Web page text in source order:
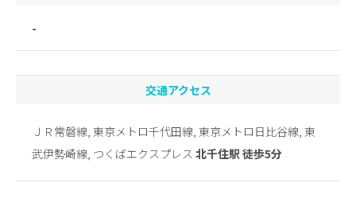
-
交通アクセス
ＪＲ常磐線, 東京メトロ千代田線, 東京メトロ日比谷線, 東
武伊勢崎線, つくばエクスプレス 北千住駅 徒歩5分